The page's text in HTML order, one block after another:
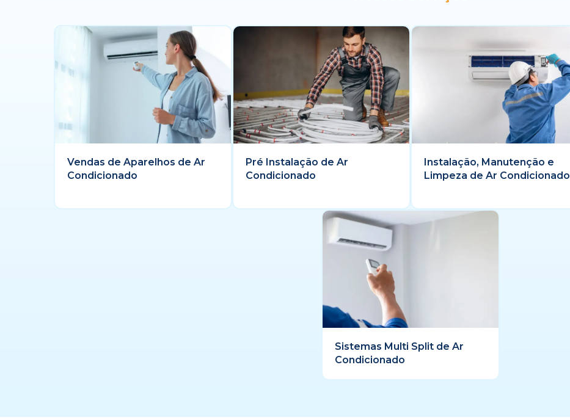
Vendas de Aparelhos de Ar
Condicionado
Pré Instalação de Ar
Condicionado
Instalação, Manutenção e
Limpeza de Ar Condicionado
Sistemas Multi Split de Ar
Condicionado